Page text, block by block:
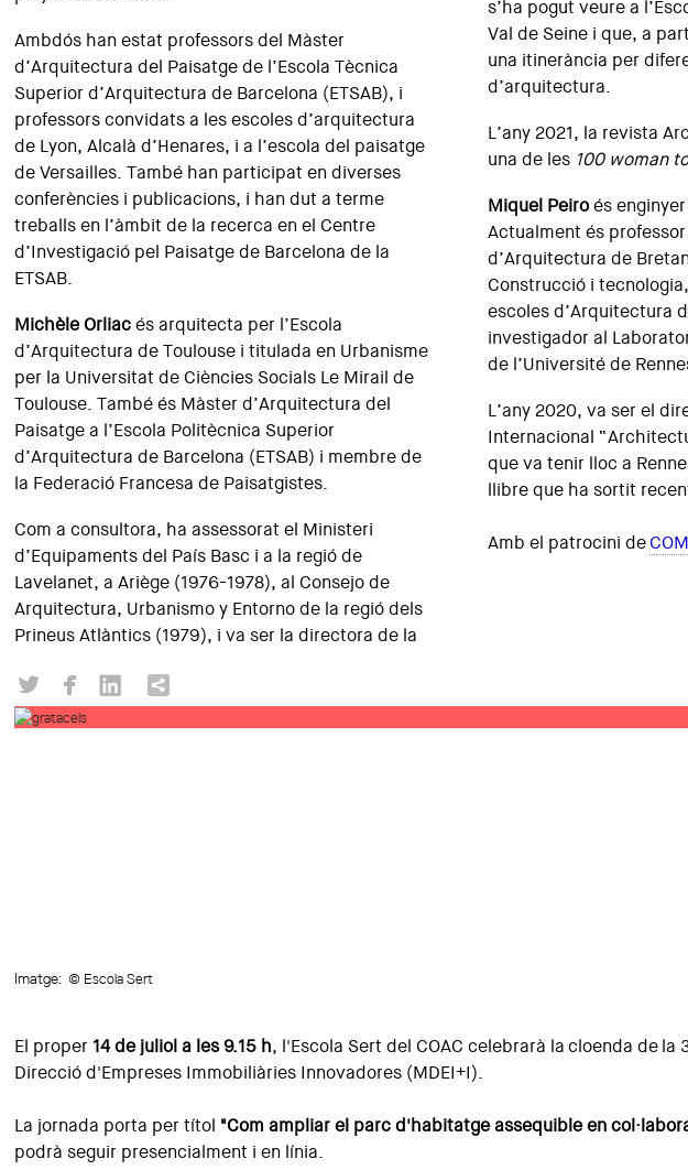
Ambdós han estat professors del Màster
d’Arquitectura del Paisatge de l’Escola Tècnica
Superior d’Arquitectura de Barcelona (ETSAB), i
professors convidats a les escoles d’arquitectura
de Lyon, Alcalà d’Henares, i a l’escola del paisatge
de Versailles. També han participat en diverses
conferències i publicacions, i han dut a terme
treballs en l’àmbit de la recerca en el Centre
d’Investigació pel Paisatge de Barcelona de la
ETSAB.
Michèle Orliacés arquitecta per l’Escola
d’Arquitectura de Toulouse i titulada en Urbanisme
per la Universitat de Ciències Socials Le Mirail de
Toulouse. També és Màster d’Arquitectura del
Paisatge a l’Escola Politècnica Superior
d’Arquitectura de Barcelona (ETSAB) i membre de
la Federació Francesa de Paisatgistes.
Com a consultora, ha assessorat el Ministeri
d’Equipaments del País Basc i a la regió de
Lavelanet, a Ariège (1976-1978), al Consejo de
Arquitectura, Urbanismo y Entorno de la regió dels
Prineus Atlàntics (1979), i va ser la directora de la
s’ha pogut veure a
Val de Seine i que, a
una itinerància per
d’arquitectura.
L’any 2021, la revista
una de les 100 woman
Miquel Peiroés
Actualment és
d’Arquitectura de
Construcció i
escoles d’Arquitectura
investigador al
de l’Université de
L’any 2020, va ser el
Internacional
que va tenir lloc a
llibre que ha sortit
Amb el patrocini de
Imatge: © Escola Sert
El proper 14 de juliol a les 9.15 h, l'Escola Sert del COAC celebrarà la cloenda de la
Direcció d'Empreses Immobiliàries Innovadores (MDEI+I).
La jornada porta per títol "Com ampliar el parc d'habitatge assequible en
podrà seguir presencialment i en línia.